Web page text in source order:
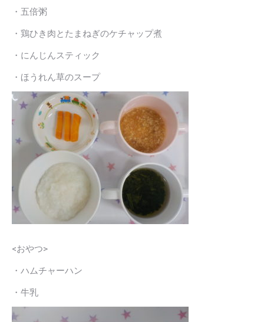
・五倍粥
・鶏ひき肉とたまねぎのケチャップ煮
・にんじんスティック
・ほうれん草のスープ
<おやつ>
・ハムチャーハン
・牛乳